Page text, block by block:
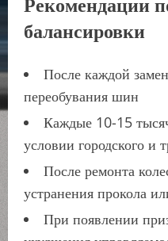
балансировки
После каждой
переобувания шин
Каждые 10-15
условии городского и
После ремонта
устранения прокола
При появлении